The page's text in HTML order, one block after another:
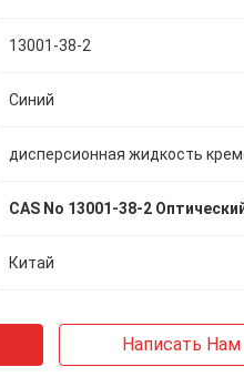
13001-38-2
Синий
CAS No 13001-38-2
Китай
Написать Нам